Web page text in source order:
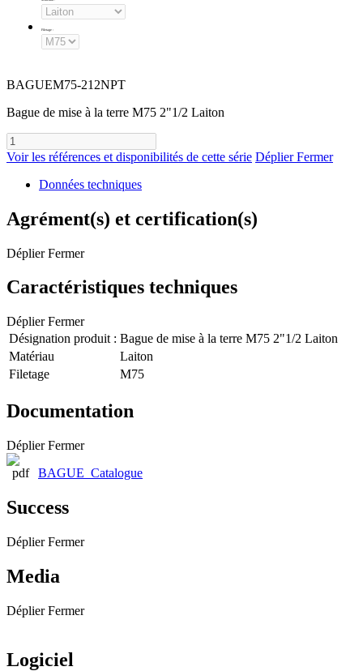
Filetage :
BAGUEM75-212NPT
Bague de mise à la terre M75 2"1/2 Laiton
Voir les références et disponibilités de cette série Déplier Fermer
Données techniques
Agrément(s) et certification(s)
Déplier Fermer
Caractéristiques techniques
Déplier Fermer
Désignation produit : Bague de mise à la terre M75 2"1/2 Laiton
Matériau
Laiton
Filetage
M75
Documentation
Déplier Fermer
BAGUE_Catalogue
Success
Déplier Fermer
Media
Déplier Fermer
Logiciel